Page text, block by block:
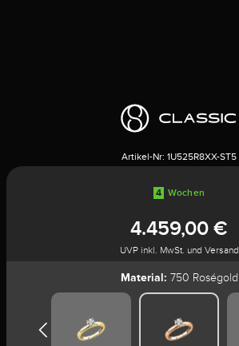
Artikel-Nr: 1U525R8XX-ST5
4 Wochen
4.459,00 €
UVP inkl. MwSt. und Versand
Material: 750 Roségold